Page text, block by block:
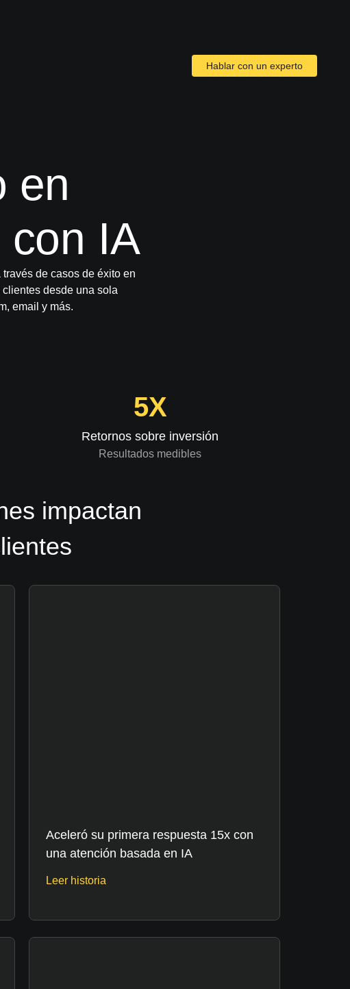
Hablar con un experto
en
con IA
de casos de éxito en
desde una sola
email y más.
5X
Retornos sobre inversión
Resultados medibles
impactan
Aceleró su primera respuesta 15x con
una atención basada en IA
Leer historia